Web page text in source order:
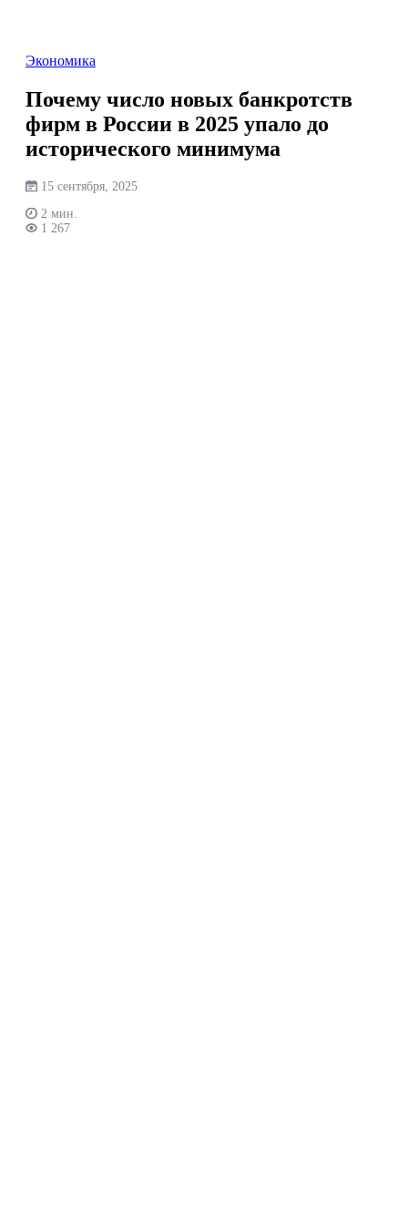
Экономика
Почему число новых банкротств
фирм в России в 2025 упало до
исторического минимума
15 сентября, 2025
2 мин.
1 267